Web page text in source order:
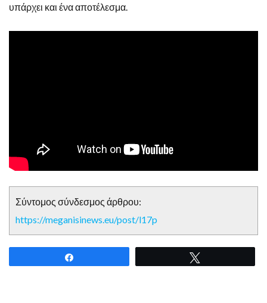
υπάρχει και ένα αποτέλεσμα.
Σύντομος σύνδεσμος άρθρου:
https://meganisinews.eu/post/l17p